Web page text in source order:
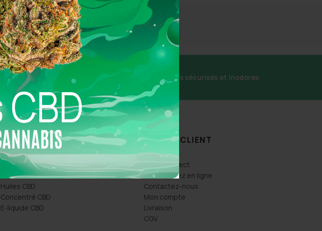
Paiement en ligne 100 % sécurisé Colis sécurisés et inodores
PRODUITS CBD
Fleurs CBD
Pollen & Résine CBD
Huiles CBD
Concentré CBD
E-liquide CBD
ESPACE CLIENT
Click & Collect
Commandez en ligne
Contactez-nous
Mon compte
Livraison
CGV